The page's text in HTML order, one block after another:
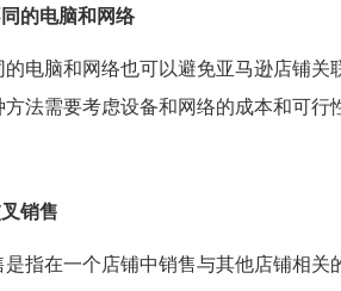
的电脑和网络
的电脑和网络也可以避免亚马逊店铺
方法需要考虑设备和网络的成本和可行
销售
是指在一个店铺中销售与其他店铺相关